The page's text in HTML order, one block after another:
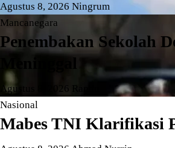
Agustus 8, 2026 Ningrum
Mancanegara
Penembakan Sekolah
Agustus 8, 2026
Nasional
Mabes TNI Klarifikasi